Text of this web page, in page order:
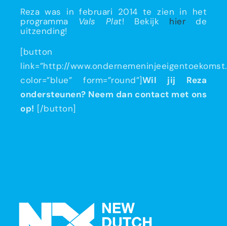
Reza was in februari 2014 te zien in het
programma Vals Plat! Bekijk hier de
uitzending!
[button
link=”http://
color=”blue” form=”round”]Wil jij Reza
ondersteunen? Neem dan contact met ons
op! [/button]